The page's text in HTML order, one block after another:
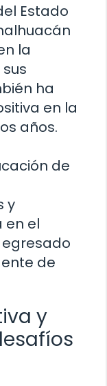
Estado
la
ha
en la
años.
de
y
en el
de
y